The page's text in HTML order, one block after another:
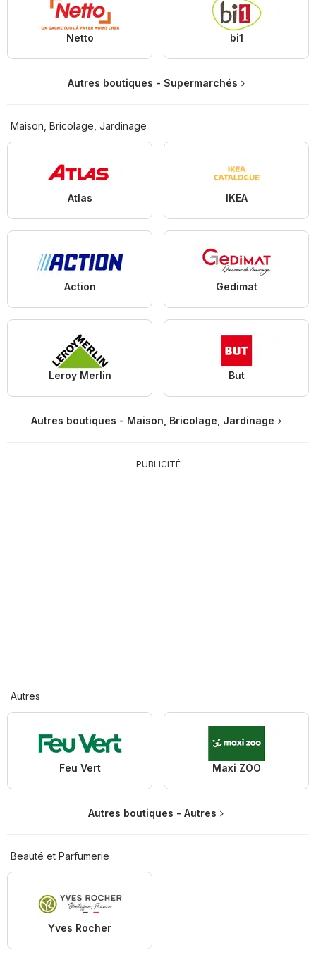
Netto bi1
Autres boutiques - Supermarchés
Maison, Bricolage, Jardinage
Atlas IKEA
Action Gedimat
Leroy Merlin But
Autres boutiques - Maison, Bricolage, Jardinage
PUBLICITÉ
Autres
Feu Vert Maxi ZOO
Autres boutiques - Autres
Beauté et Parfumerie
Yves Rocher